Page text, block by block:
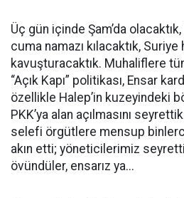
Üç gün içinde Şam’da
cuma namazı kılacaktık, Suriye
kavuşturacaktık. Muhaliflere tüm
“Açık Kapı” politikası, Ensar
özellikle Halep’in kuzeyindeki
PKK’ya alan açılmasını
selefi örgütlere mensup
akın etti; yöneticilerimiz
övündüler, ensarız ya...